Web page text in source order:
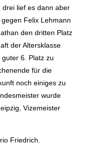
lief es dann aber
Felix Lehmann
den dritten Platz
der Altersklasse
6. Platz zu
für die
noch einiges zu
wurde
Vizemeister
Friedrich.